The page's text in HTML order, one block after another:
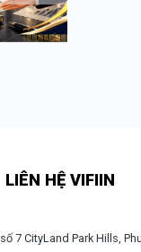
LIÊN HỆ VIFIIN
7 CityLand Park Hills,